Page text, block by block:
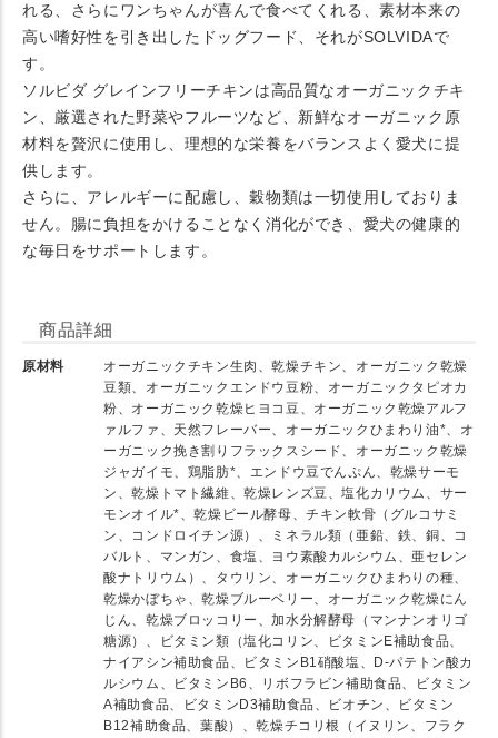
れる、さらにワンちゃんが喜んで食べてくれる、素材本来の
高い嗜好性を引き出したドッグフード、それがSOLVIDAで
す。
ソルビダ グレインフリーチキンは高品質なオーガニックチキ
ン、厳選された野菜やフルーツなど、新鮮なオーガニック原
材料を贅沢に使用し、理想的な栄養をバランスよく愛犬に提
供します。
さらに、アレルギーに配慮し、穀物類は一切使用しておりま
せん。腸に負担をかけることなく消化ができ、愛犬の健康的
な毎日をサポートします。
商品詳細
原材料
オーガニックチキン生肉、乾燥チキン、オーガニック乾燥
豆類、オーガニックエンドウ豆粉、オーガニックタピオカ
粉、オーガニック乾燥ヒヨコ豆、オーガニック乾燥アルフ
ァルファ、天然フレーバー、オーガニックひまわり油*、オ
ーガニック挽き割りフラックスシード、オーガニック乾燥
ジャガイモ、鶏脂肪*、エンドウ豆でんぷん、乾燥サーモ
ン、乾燥トマト繊維、乾燥レンズ豆、塩化カリウム、サー
モンオイル*、乾燥ビール酵母、チキン軟骨（グルコサミ
ン、コンドロイチン源）、ミネラル類（亜鉛、鉄、銅、コ
バルト、マンガン、食塩、ヨウ素酸カルシウム、亜セレン
酸ナトリウム）、タウリン、オーガニックひまわりの種、
乾燥かぼちゃ、乾燥ブルーベリー、オーガニック乾燥にん
じん、乾燥ブロッコリー、加水分解酵母（マンナンオリゴ
糖源）、ビタミン類（塩化コリン、ビタミンE補助食品、
ナイアシン補助食品、ビタミンB1硝酸塩、D-パテトン酸カ
ルシウム、ビタミンB6、リボフラビン補助食品、ビタミン
A補助食品、ビタミンD3補助食品、ビオチン、ビタミン
B12補助食品、葉酸）、乾燥チコリ根（イヌリン、フラク